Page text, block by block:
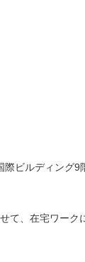
ビルディング9
て、在宅ワーク